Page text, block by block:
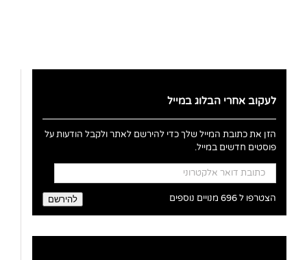
לעקוב אחרי הבלוג במייל
הזן את כתובת המייל שלך כדי להירשם לאתר ולקבל הודעות על
פוסטים חדשים במייל.
כתובת
דואר
אלקטרוני
להירשם הצטרפו ל 696 מנויים נוספים